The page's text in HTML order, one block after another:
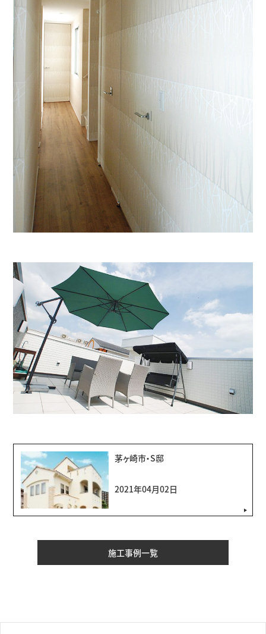
茅ヶ崎市・S邸
2021年04月02日
施工事例一覧